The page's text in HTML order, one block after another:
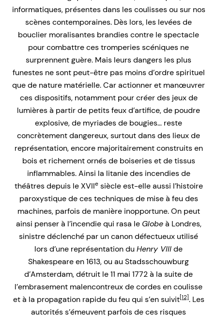
informatiques, présentes dans les coulisses ou sur nos
scènes contemporaines. Dès lors, les levées de
bouclier moralisantes brandies contre le spectacle
pour combattre ces tromperies scéniques ne
surprennent guère. Mais leurs dangers les plus
funestes ne sont peut-être pas moins d’ordre spirituel
que de nature matérielle. Car actionner et manœuvrer
ces dispositifs, notamment pour créer des jeux de
lumières à partir de petits feux d’artifice, de poudre
explosive, de myriades de bougies… reste
concrètement dangereux, surtout dans des lieux de
représentation, encore majoritairement construits en
bois et richement ornés de boiseries et de tissus
inflammables. Ainsi la litanie des incendies de
théâtres depuis le XVIIesiècle est-elle aussi l’histoire
paroxystique de ces techniques de mise à feu des
machines, parfois de manière inopportune. On peut
ainsi penser à l’incendie qui rasa le Globeà Londres,
sinistre déclenché par un canon défectueux utilisé
lors d’une représentation du Henry VIIIde
Shakespeare en 1613, ou au Stadsschouwburg
d’Amsterdam, détruit le 11 mai 1772 à la suite de
l’embrasement malencontreux de cordes en coulisse
et à la propagation rapide du feu qui s’en suivit[12]. Les
autorités s’émeuvent parfois de ces risques